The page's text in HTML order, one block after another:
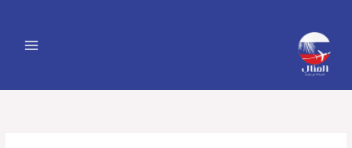
المحتوى